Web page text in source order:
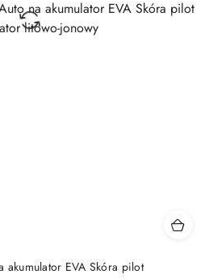
akumulator EVA Skóra pilot